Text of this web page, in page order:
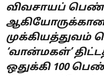
விவசாயப்
முக்கியத்துவம்
‘வான்மகள்’
ஒதுக்கி 100